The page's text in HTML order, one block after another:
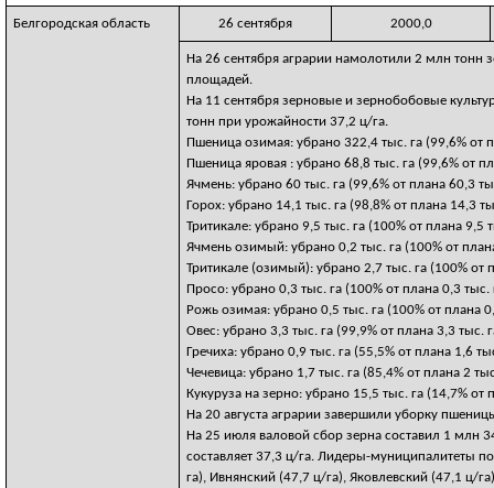
Белгородская область 26 сентября 2000,0
На 26 сентября аграрии намолотили 2 млн тонн
площадей.
На 11 сентября зерновые и зернобобовые
тонн при урожайности 37,2 ц/га.
Пшеница озимая: убрано 322,4 тыс. га (99,6%
Пшеница яровая : убрано 68,8 тыс. га (99,6% от
Ячмень: убрано 60 тыс. га (99,6% от плана 60,3
Горох: убрано 14,1 тыс. га (98,8% от плана 14,3
Тритикале: убрано 9,5 тыс. га (100% от плана
Ячмень озимый: убрано 0,2 тыс. га (100% от
Тритикале (озимый): убрано 2,7 тыс. га (100%
Просо: убрано 0,3 тыс. га (100% от плана 0,3
Рожь озимая: убрано 0,5 тыс. га (100% от плана
Овес: убрано 3,3 тыс. га (99,9% от плана 3,3
Гречиха: убрано 0,9 тыс. га (55,5% от плана 1,6
Чечевица: убрано 1,7 тыс. га (85,4% от плана 2
Кукуруза на зерно: убрано 15,5 тыс. га (14,7%
На 20 августа аграрии завершили уборку
На 25 июля валовой сбор зерна составил 1 млн
составляет 37,3 ц/га. Лидеры-муниципалитеты
га), Ивнянский (47,7 ц/га), Яковлевский (47,1 ц/